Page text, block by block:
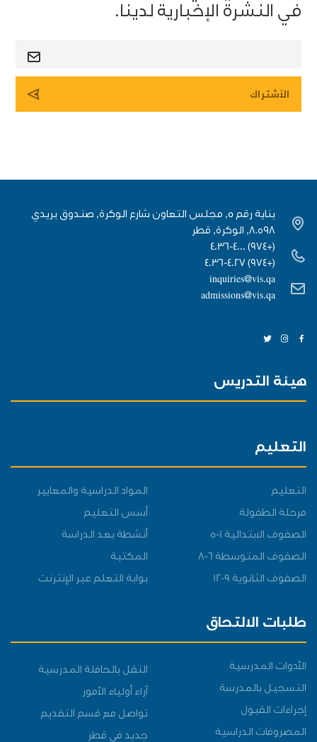
في النشرة الإخبارية لدينا.
بناية رقم 5, مجلس التعاون شارع الوكرة, صندوق بريدي
٨٠٥٩٨, الوكرة, قطر
(+974) 4036-4000
(+974) 4036-4027
inquiries@vis.qa
admissions@vis.qa
هيئة التدريس
التعليم
التعليم
مرحلة الطفولة
الصفوف الابتدائية 1-5
الصفوف المتوسطة 6-8
الصفوف الثانوية 9-12
المواد الدراسية والمعايير
أسس التعليم
أنشطة بعد الدراسة
المكتبة
بوابة التعلم عبر الإنترنت
طلبات الالتحاق
الأدوات المدرسية
التسجيل بالمدرسة
إجراءات القبول
المصروفات الدراسية
النقل بالحافلة المدرسية
آراء أولياء الأمور
تواصل مع قسم التقديم
جديد في قطر